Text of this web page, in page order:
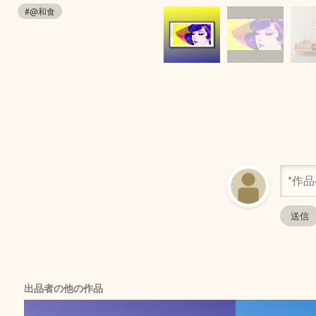
#@和食
出品者の他の作品